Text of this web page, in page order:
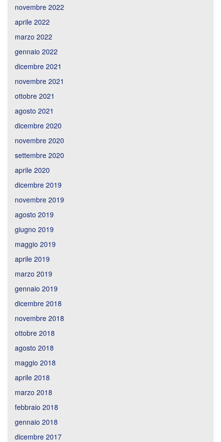
novembre 2022
aprile 2022
marzo 2022
gennaio 2022
dicembre 2021
novembre 2021
ottobre 2021
agosto 2021
dicembre 2020
novembre 2020
settembre 2020
aprile 2020
dicembre 2019
novembre 2019
agosto 2019
giugno 2019
maggio 2019
aprile 2019
marzo 2019
gennaio 2019
dicembre 2018
novembre 2018
ottobre 2018
agosto 2018
maggio 2018
aprile 2018
marzo 2018
febbraio 2018
gennaio 2018
dicembre 2017